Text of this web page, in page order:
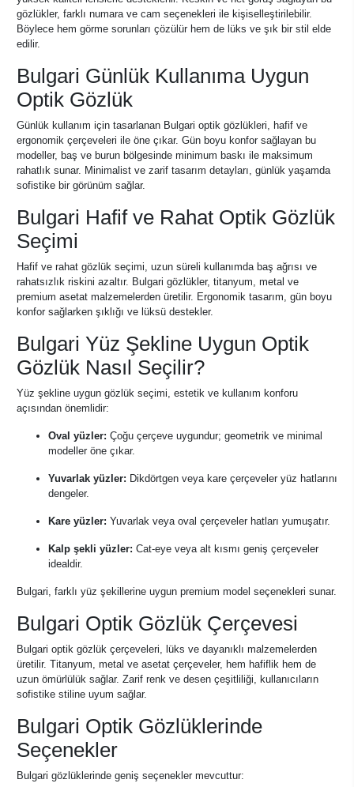
gözlükler, farklı numara ve cam seçenekleri ile kişiselleştirilebilir.
Böylece hem görme sorunları çözülür hem de lüks ve şık bir stil elde
edilir.
Bulgari Günlük Kullanıma Uygun
Optik Gözlük
Günlük kullanım için tasarlanan Bulgari optik gözlükleri, hafif ve
ergonomik çerçeveleri ile öne çıkar. Gün boyu konfor sağlayan bu
modeller, baş ve burun bölgesinde minimum baskı ile maksimum
rahatlık sunar. Minimalist ve zarif tasarım detayları, günlük yaşamda
sofistike bir görünüm sağlar.
Bulgari Hafif ve Rahat Optik Gözlük
Seçimi
Hafif ve rahat gözlük seçimi, uzun süreli kullanımda baş ağrısı ve
rahatsızlık riskini azaltır. Bulgari gözlükler, titanyum, metal ve
premium asetat malzemelerden üretilir. Ergonomik tasarım, gün boyu
konfor sağlarken şıklığı ve lüksü destekler.
Bulgari Yüz Şekline Uygun Optik
Gözlük Nasıl Seçilir?
Yüz şekline uygun gözlük seçimi, estetik ve kullanım konforu
açısından önemlidir:
Oval yüzler: Çoğu çerçeve uygundur; geometrik ve minimal
modeller öne çıkar.
Yuvarlak yüzler: Dikdörtgen veya kare çerçeveler yüz hatlarını
dengeler.
Kare yüzler: Yuvarlak veya oval çerçeveler hatları yumuşatır.
Kalp şekli yüzler: Cat-eye veya alt kısmı geniş çerçeveler
idealdir.
Bulgari, farklı yüz şekillerine uygun premium model seçenekleri sunar.
Bulgari Optik Gözlük Çerçevesi
Bulgari optik gözlük çerçeveleri, lüks ve dayanıklı malzemelerden
üretilir. Titanyum, metal ve asetat çerçeveler, hem hafiflik hem de
uzun ömürlülük sağlar. Zarif renk ve desen çeşitliliği, kullanıcıların
sofistike stiline uyum sağlar.
Bulgari Optik Gözlüklerinde
Seçenekler
Bulgari gözlüklerinde geniş seçenekler mevcuttur: